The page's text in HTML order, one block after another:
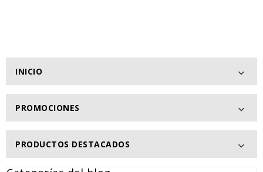
INICIO 
PROMOCIONES 
PRODUCTOS DESTACADOS 